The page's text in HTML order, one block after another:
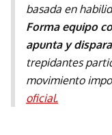
basada en
Forma equipo
apunta y dispara
trepidantes
movimiento
oficial.